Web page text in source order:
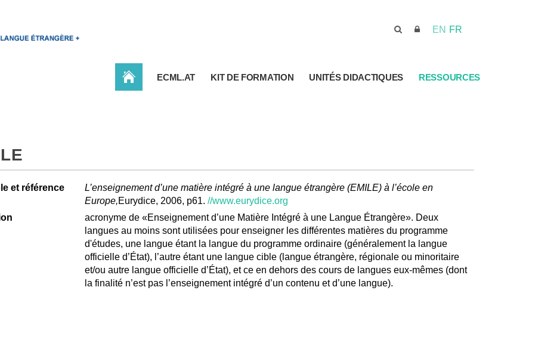
EN FR
ACCUEIL ECML.AT KIT DE FORMATION UNITÉS DIDACTIQUES RESSOURCES
et référence
L’enseignement d’une matière intégré à une langue étrangère (EMILE) à l’école en
Europe,Eurydice, 2006, p61. //www.eurydice.org
acronyme de «Enseignement d’une Matière Intégré à une Langue Étrangère». Deux
langues au moins sont utilisées pour enseigner les différentes matières du programme
d'études, une langue étant la langue du programme ordinaire (généralement la langue
officielle d’État), l’autre étant une langue cible (langue étrangère, régionale ou minoritaire
et/ou autre langue officielle d’État), et ce en dehors des cours de langues eux-mêmes (dont
la finalité n’est pas l’enseignement intégré d’un contenu et d’une langue).